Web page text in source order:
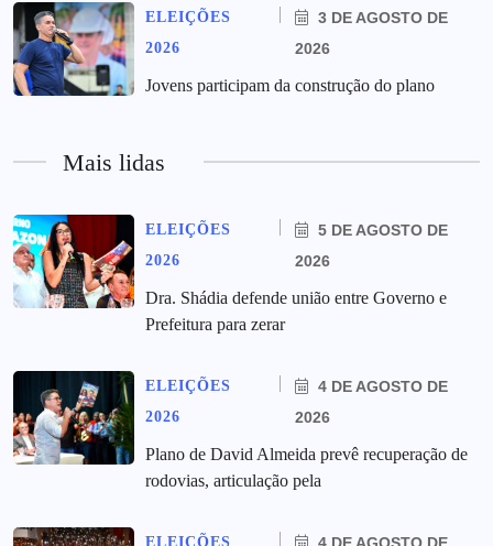
ELEIÇÕES
2026
3 DE AGOSTO DE
2026
Jovens participam da construção do plano
Mais lidas
ELEIÇÕES
2026
5 DE AGOSTO DE
2026
Dra. Shádia defende união entre Governo e
Prefeitura para zerar
ELEIÇÕES
2026
4 DE AGOSTO DE
2026
Plano de David Almeida prevê recuperação de
rodovias, articulação pela
ELEIÇÕES 4 DE AGOSTO DE